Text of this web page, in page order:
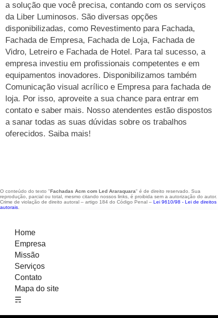
a solução que você precisa, contando com os serviços
da Liber Luminosos. São diversas opções
disponibilizadas, como Revestimento para Fachada,
Fachada de Empresa, Fachada de Loja, Fachada de
Vidro, Letreiro e Fachada de Hotel. Para tal sucesso, a
empresa investiu em profissionais competentes e em
equipamentos inovadores. Disponibilizamos também
Comunicação visual acrílico e Empresa para fachada de
loja. Por isso, aproveite a sua chance para entrar em
contato e saber mais. Nosso atendentes estão dispostos
a sanar todas as suas dúvidas sobre os trabalhos
oferecidos. Saiba mais!
O conteúdo do texto "Fachadas Acm com Led Araraquara" é de direito reservado. Sua
reprodução, parcial ou total, mesmo citando nossos links, é proibida sem a autorização do autor.
Crime de violação de direito autoral – artigo 184 do Código Penal – Lei 9610/98 - Lei de direitos
autorais
Home
Empresa
Missão
Serviços
Contato
Mapa do site
☴